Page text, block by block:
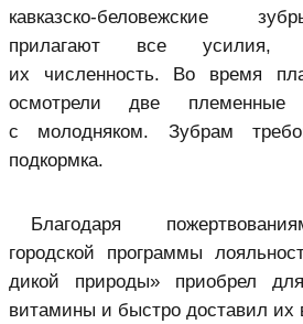
кавказско-беловежские
прилагают все усилия,
их численность. Во время
осмотрели две племенные
с молодняком. Зубрам
подкормка.
Благодаря
городской программы
дикой природы» приобрел
витамины и быстро доставил их